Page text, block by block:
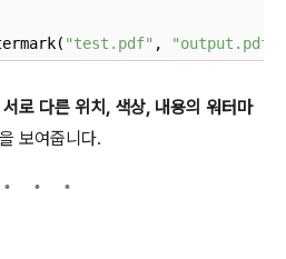
"test.pdf" , "output.pdf"
로 다른 위치, 색상, 내용의 워터마
을 보여줍니다.